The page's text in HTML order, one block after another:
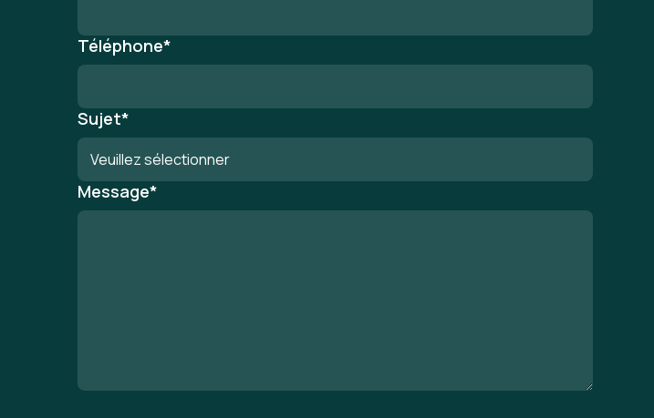
Téléphone*
Sujet*
Message*